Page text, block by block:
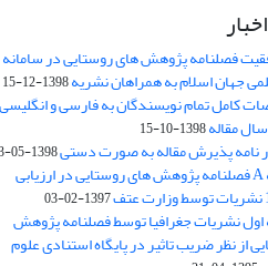
فصلنامه پژوهش های روستایی در سامانه
جهان اسلام به همراهان نشریه1398-12-15
کامل تمام نویسندگان به فارسی و انگلیسی
مقاله1398-10-15
پذیرش مقاله به صورت دستی1398-05-23
کسب رتبه A فصلنامه پژوهش های روستایی در ارزیابی
1397-02-03
نشریات جغرافیا توسط فصلنامه پژوهش
از نظر ضریب تاثیر در پایگاه استنادی علوم